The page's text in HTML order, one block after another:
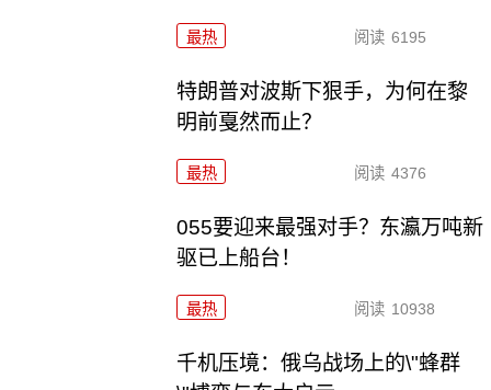
最热 阅读 6195
特朗普对波斯下狠手，为何在黎
明前戛然而止？
最热 阅读 4376
055要迎来最强对手？东瀛万吨新
驱已上船台！
最热 阅读 10938
千机压境：俄乌战场上的\"蜂群